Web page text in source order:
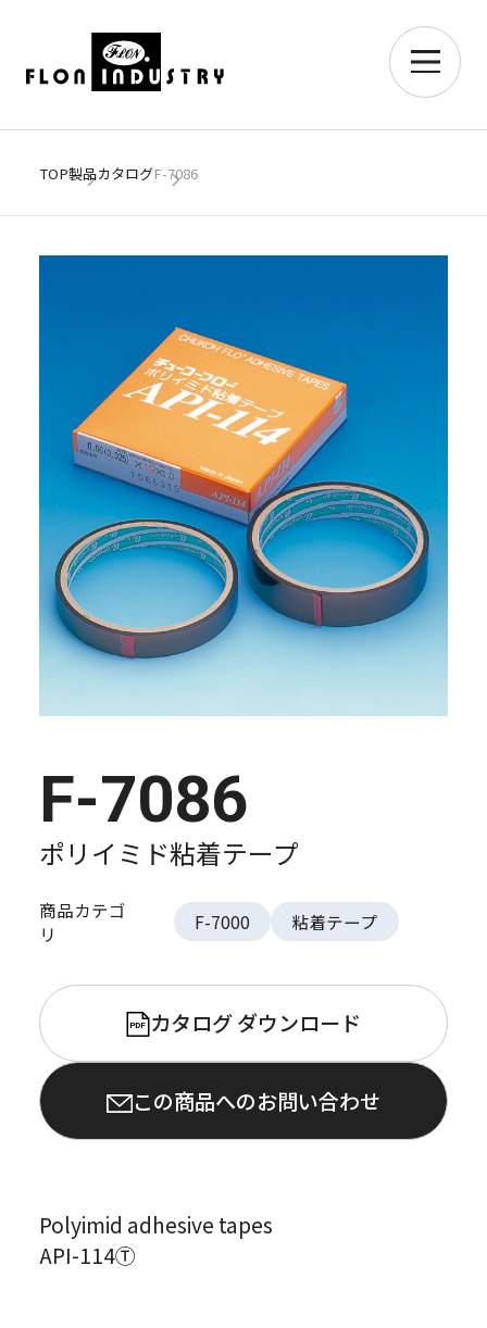
TOP製品カタログF-7086
F-7086
ポリイミド粘着テープ
商品カテゴ
リ
F-7000 粘着テープ
PDF カタログ ダウンロード
この商品へのお問い合わせ
Polyimid adhesive tapes
API-114Ⓣ